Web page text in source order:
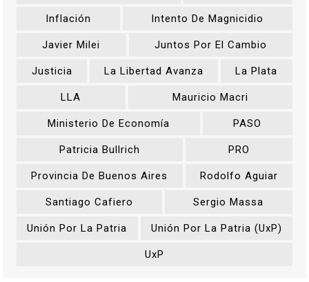
Inflación Intento De Magnicidio
Javier Milei Juntos Por El Cambio
Justicia La Libertad Avanza La Plata
LLA Mauricio Macri
Ministerio De Economía PASO
Patricia Bullrich PRO
Provincia De Buenos Aires Rodolfo Aguiar
Santiago Cafiero Sergio Massa
Unión Por La Patria Unión Por La Patria (UxP)
UxP